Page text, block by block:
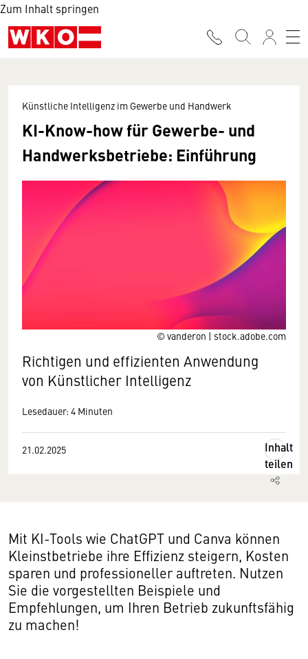
Zum Inhalt springen
© vanderon | stock.adobe.com
Künstliche Intelligenz im Gewerbe und Handwerk
KI-Know-how für Gewerbe- und
Handwerksbetriebe: Einführung
Richtigen und effizienten Anwendung
von Künstlicher Intelligenz
Lesedauer: 4 Minuten
21.02.2025
Inhalt
teilen
Mit KI-Tools wie ChatGPT und Canva können
Kleinstbetriebe ihre Effizienz steigern, Kosten
sparen und professioneller auftreten. Nutzen
Sie die vorgestellten Beispiele und
Empfehlungen, um Ihren Betrieb zukunftsfähig
zu machen!